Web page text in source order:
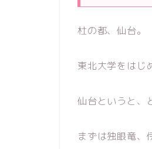
杜の都、仙台。
東北大学をはじ
仙台というと、
まずは独眼竜、